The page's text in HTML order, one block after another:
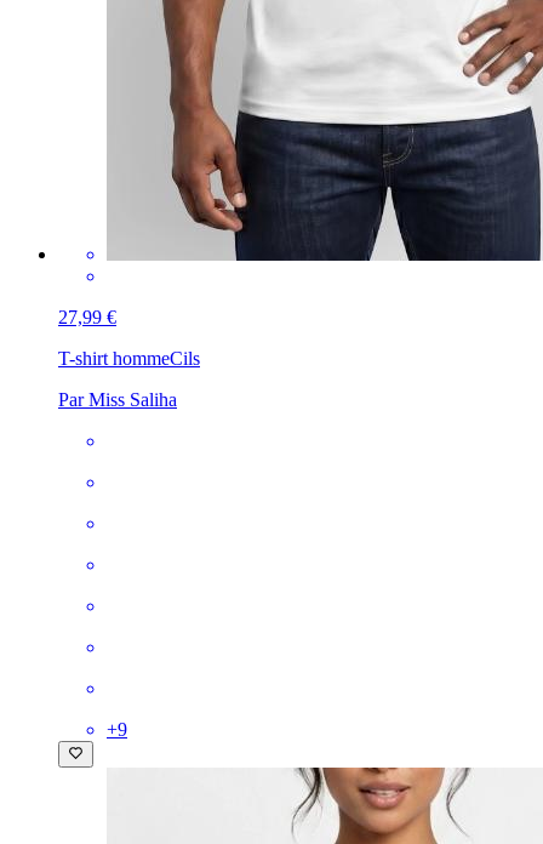
27,99 €
T-shirt hommeCils
Par Miss Saliha
+9